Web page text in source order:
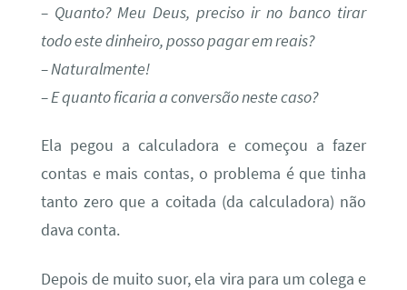
– Quanto? Meu Deus, preciso ir no banco tirar
todo este dinheiro, posso pagar em reais?
– Naturalmente!
– E quanto ficaria a conversão neste caso?
Ela pegou a calculadora e começou a fazer
contas e mais contas, o problema é que tinha
tanto zero que a coitada (da calculadora) não
dava conta.
Depois de muito suor, ela vira para um colega e